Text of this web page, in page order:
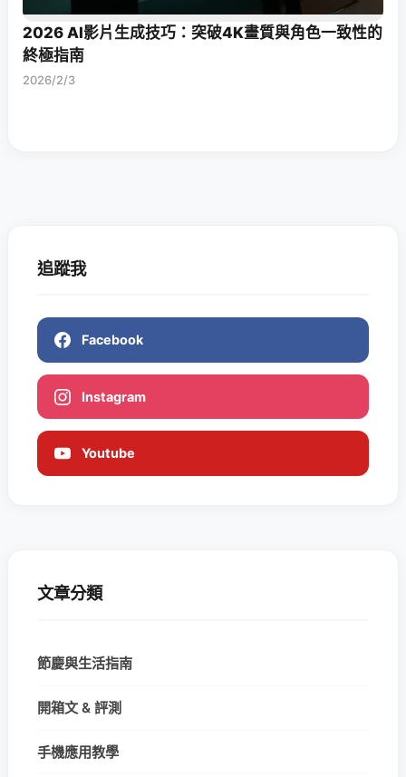
2026 AI影片生成技巧：突破4K畫質與角色一致性的
終極指南
2026/2/3
追蹤我
Facebook
Instagram
Youtube
文章分類
節慶與生活指南
開箱文 & 評測
手機應用教學